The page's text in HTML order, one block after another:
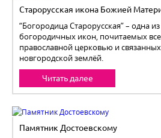
Старорусская икона Божией
“Богородица Старорусская” – одна
богородичных икон, почитаемых
православной церковью и
новгородской землёй.
Читать далее
Памятник Достоевскому